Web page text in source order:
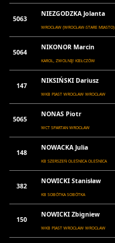
5063
NIEZGODZKA Jolanta
WROCŁAW (WROCŁAW-STARE MIASTO)
5064
NIKONOR Marcin
KAROL, ZWOLNIJ! KIEŁCZÓW
147
NIKSIŃSKI Dariusz
WKB PIAST WROCŁAW WROCŁAW
5065
NONAS Piotr
WCT SPARTAN WROCŁAW
148
NOWACKA Julia
KB SZERSZEŃ OLEŚNICA OLEŚNICA
382
NOWICKI Stanisław
KB SOBÓTKA SOBÓTKA
150
NOWICKI Zbigniew
WKB PIAST WROCŁAW WROCŁAW